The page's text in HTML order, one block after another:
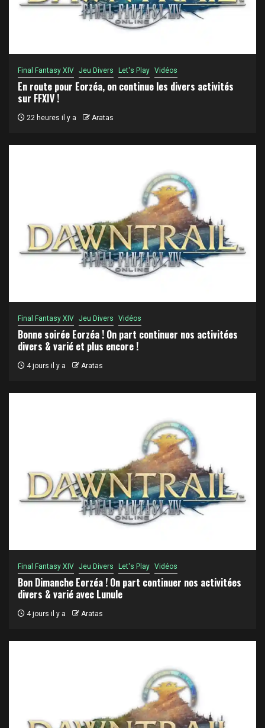
Final Fantasy XIV Jeu Divers Let's Play Vidéos
En route pour Eorzéa, on continue les divers activités
sur FFXIV !
22 heures il y a Aratas
Final Fantasy XIV Jeu Divers Vidéos
Bonne soirée Eorzéa ! On part continuer nos activitées
divers & varié et plus encore !
4 jours il y a Aratas
Final Fantasy XIV Jeu Divers Let's Play Vidéos
Bon Dimanche Eorzéa ! On part continuer nos activitées
divers & varié avec Lunule
4 jours il y a Aratas